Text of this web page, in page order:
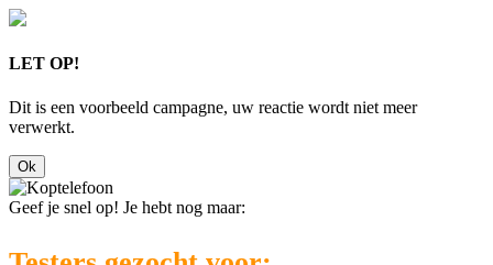
LET OP!
Dit is een voorbeeld campagne, uw reactie wordt niet meer
verwerkt.
Ok
Geef je snel op! Je hebt nog maar: